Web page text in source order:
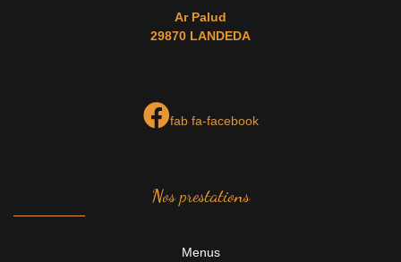
Ar Palud
29870 LANDEDA
fab fa-facebook
Nos prestations
Menus